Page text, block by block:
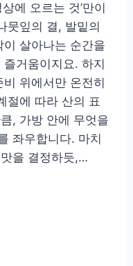
에 오르는 것’만이
뭇잎의 결, 발밑의
살아나는 순간을
거움이지요. 하지
위에서만 온전히
절에 따라 산의 표
, 가방 안에 무엇을
좌우합니다. 마치
을 결정하듯,…